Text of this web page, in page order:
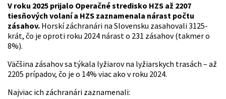
V roku 2025 prijalo Operačné stredisko HZS až 2207
tiesňových volaní a HZS zaznamenala nárast počtu
zásahov. Horskí záchranári na Slovensku zasahovali 3125-
krát, čo je oproti roku 2024 nárast o 231 zásahov (takmer o
8%).
Väčšina zásahov sa týkala lyžiarov na lyžiarskych trasách – až
2205 prípadov, čo je o 14% viac ako v roku 2024.
Najviac ich záchranári zaznamenali: